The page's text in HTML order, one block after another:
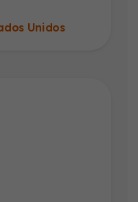
Unidos